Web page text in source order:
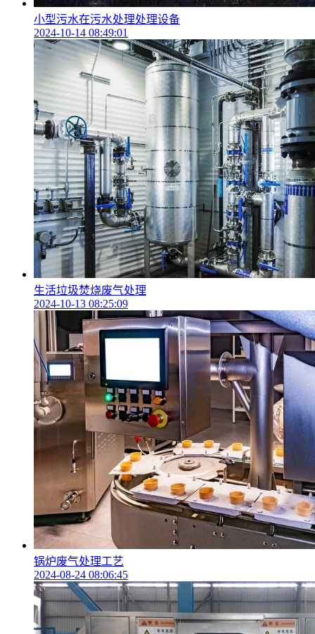
小型污水在污水处理处理设备
2024-10-14 08:49:01
生活垃圾焚烧废气处理
2024-10-13 08:25:09
锅炉废气处理工艺
2024-08-24 08:06:45